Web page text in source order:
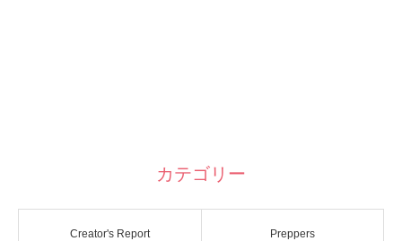
カテゴリー
Creator's Report Preppers